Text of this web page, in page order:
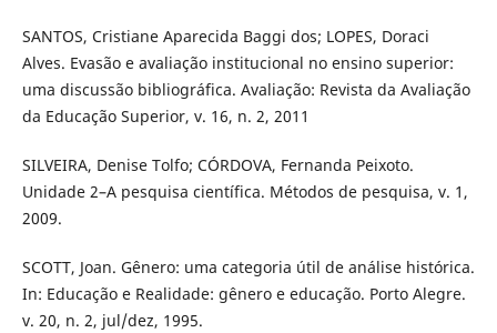
SANTOS, Cristiane Aparecida Baggi dos; LOPES, Doraci
Alves. Evasão e avaliação institucional no ensino superior:
uma discussão bibliográfica. Avaliação: Revista da Avaliação
da Educação Superior, v. 16, n. 2, 2011
SILVEIRA, Denise Tolfo; CÓRDOVA, Fernanda Peixoto.
Unidade 2–A pesquisa científica. Métodos de pesquisa, v. 1,
2009.
SCOTT, Joan. Gênero: uma categoria útil de análise histórica.
In: Educação e Realidade: gênero e educação. Porto Alegre.
v. 20, n. 2, jul/dez, 1995.